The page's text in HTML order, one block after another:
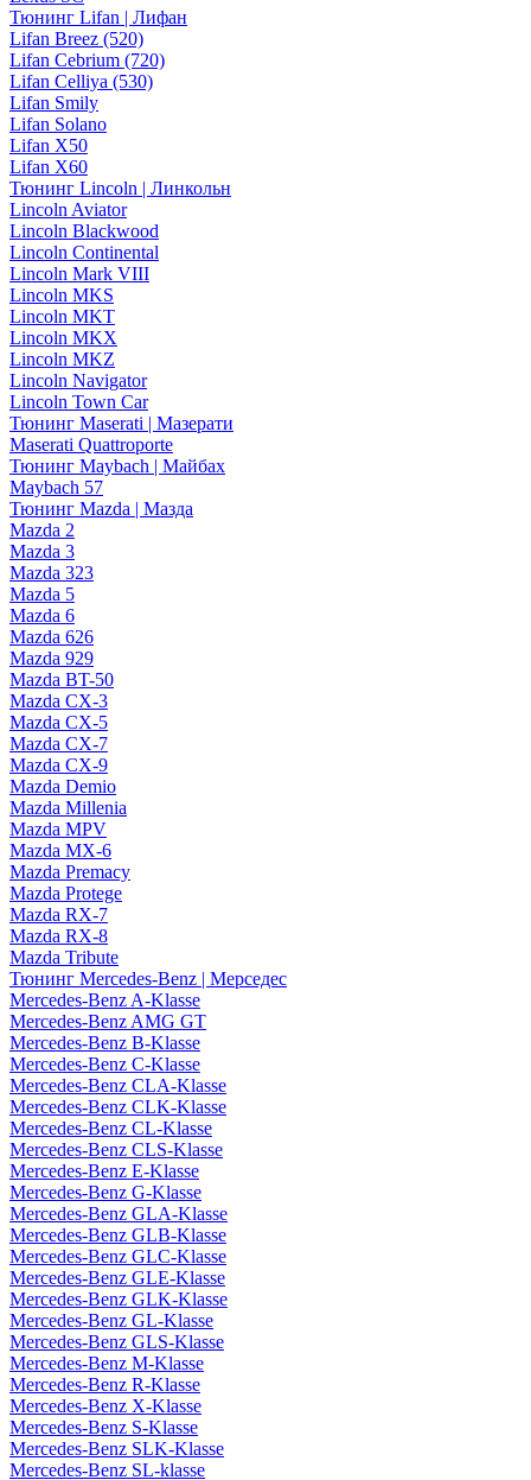
Тюнинг Lifan | Лифан
Lifan Breez (520)
Lifan Cebrium (720)
Lifan Celliya (530)
Lifan Smily
Lifan Solano
Lifan X50
Lifan X60
Тюнинг Lincoln | Линкольн
Lincoln Aviator
Lincoln Blackwood
Lincoln Continental
Lincoln Mark VIII
Lincoln MKS
Lincoln MKT
Lincoln MKX
Lincoln MKZ
Lincoln Navigator
Lincoln Town Car
Тюнинг Maserati | Мазерати
Maserati Quattroporte
Тюнинг Maybach | Майбах
Maybach 57
Тюнинг Mazda | Мазда
Mazda 2
Mazda 3
Mazda 323
Mazda 5
Mazda 6
Mazda 626
Mazda 929
Mazda BT-50
Mazda CX-3
Mazda CX-5
Mazda CX-7
Mazda CX-9
Mazda Demio
Mazda Millenia
Mazda MPV
Mazda MX-6
Mazda Premacy
Mazda Protege
Mazda RX-7
Mazda RX-8
Mazda Tribute
Тюнинг Mercedes-Benz | Мерседес
Mercedes-Benz A-Klasse
Mercedes-Benz AMG GT
Mercedes-Benz B-Klasse
Mercedes-Benz C-Klasse
Mercedes-Benz CLA-Klasse
Mercedes-Benz CLK-Klasse
Mercedes-Benz CL-Klasse
Mercedes-Benz CLS-Klasse
Mercedes-Benz E-Klasse
Mercedes-Benz G-Klasse
Mercedes-Benz GLA-Klasse
Mercedes-Benz GLB-Klasse
Mercedes-Benz GLC-Klasse
Mercedes-Benz GLE-Klasse
Mercedes-Benz GLK-Klasse
Mercedes-Benz GL-Klasse
Mercedes-Benz GLS-Klasse
Mercedes-Benz M-Klasse
Mercedes-Benz R-Klasse
Mercedes-Benz X-Klasse
Mercedes-Benz S-Klasse
Mercedes-Benz SLK-Klasse
Mercedes-Benz SL-klasse